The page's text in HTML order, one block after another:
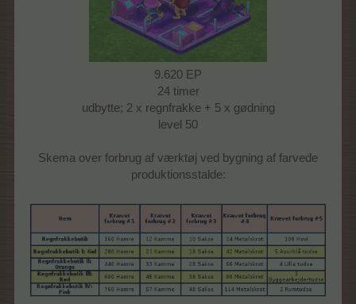
9.620 EP
24 timer
udbytte; 2 x regnfrakke + 5 x gødning
level 50
Skema over forbrug af værktøj ved bygning af farvede
produktionsstalde: